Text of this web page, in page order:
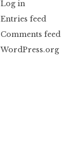
Log in
Entries feed
Comments feed
WordPress.org